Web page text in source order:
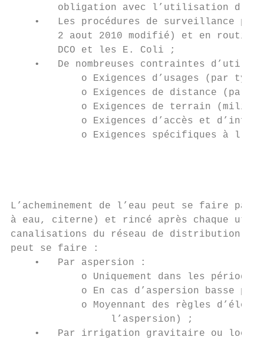
obligation avec l’utilisation
•   Les procédures de surveillance
2 aout 2010 modifié) et en
        DCO et les E. Coli ;
•   De nombreuses contraintes
o Exigences d’usages (par type
o Exigences de distance (par
o Exigences de terrain (milieu
o Exigences d’accès et
o Exigences spécifiques à
L’acheminement de l’eau peut se faire
à eau, citerne) et rincé après chaque
canalisations du réseau de distribution
peut se faire :
    •   Par aspersion :
o Uniquement dans les
o En cas d’aspersion basse
o Moyennant des règles
                 l’aspersion) ;
•   Par irrigation gravitaire ou